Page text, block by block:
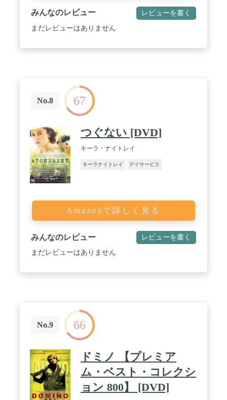
みんなのレビュー レビューを書く
まだレビューはありません
No.8 67
つぐない [DVD]
キーラ・ナイトレイ
キーラナイトレイ デイサービス
Amazonで詳しく見る
みんなのレビュー レビューを書く
まだレビューはありません
No.9 66
ドミノ 【プレミア
ム・ベスト・コレクシ
ョン 800】 [DVD]